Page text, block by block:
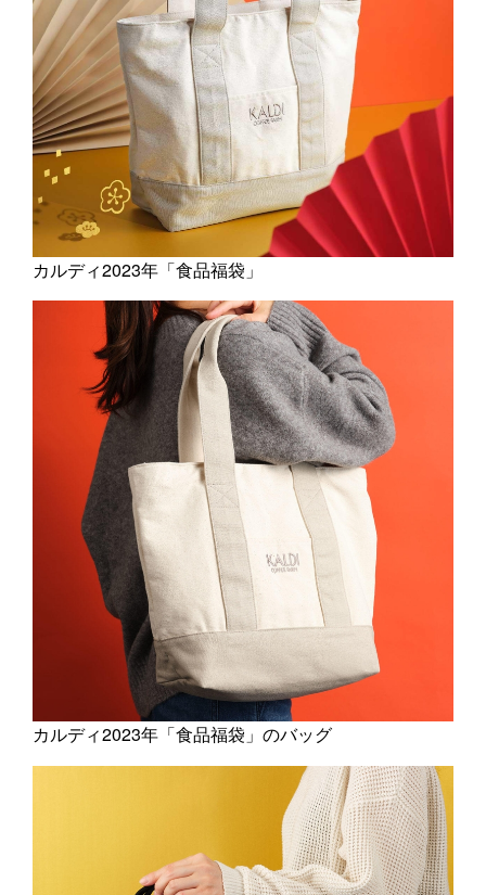
カルディ2023年「食品福袋」
カルディ2023年「食品福袋」のバッグ